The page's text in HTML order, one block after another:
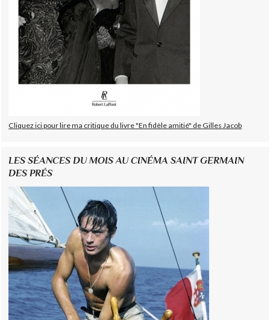
Cliquez ici pour lire ma critique du livre "En fidèle amitié" de Gilles Jacob
LES SÉANCES DU MOIS AU CINÉMA SAINT GERMAIN
DES PRÉS